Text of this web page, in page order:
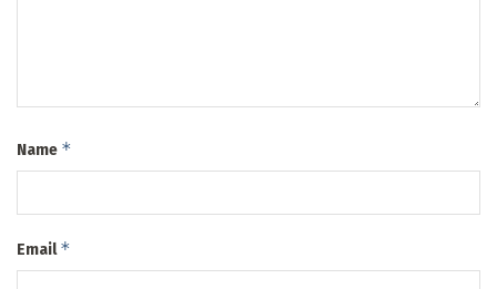
Name *
Email*